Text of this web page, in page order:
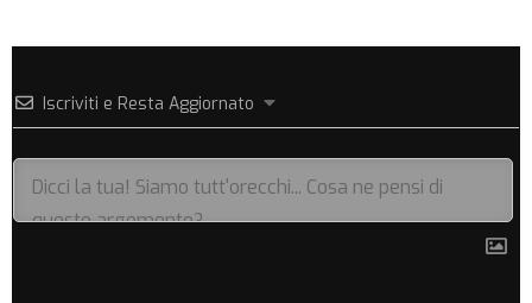
Iscriviti e Resta Aggiornato